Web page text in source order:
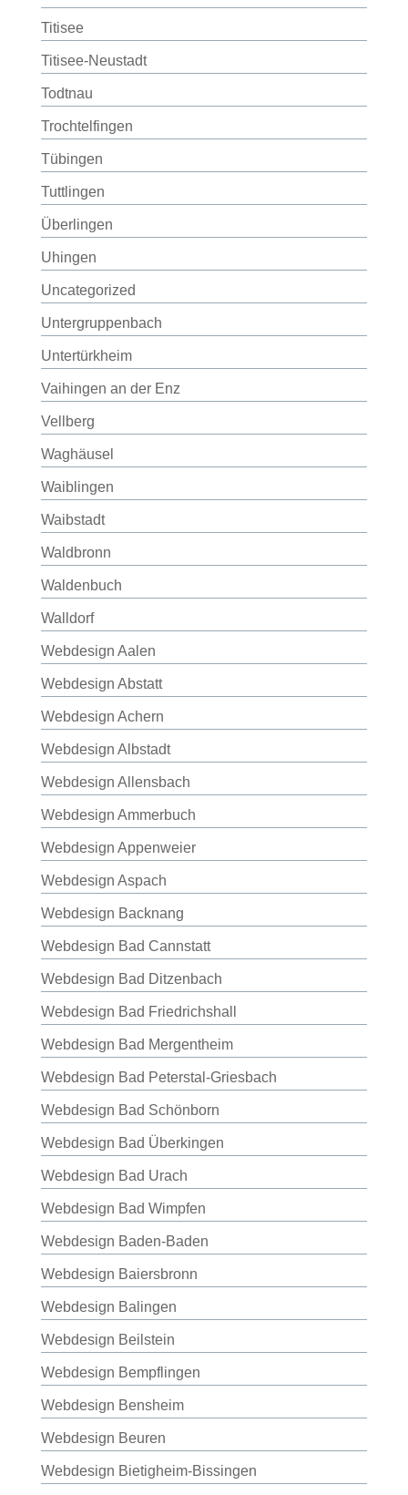
Titisee
Titisee-Neustadt
Todtnau
Trochtelfingen
Tübingen
Tuttlingen
Überlingen
Uhingen
Uncategorized
Untergruppenbach
Untertürkheim
Vaihingen an der Enz
Vellberg
Waghäusel
Waiblingen
Waibstadt
Waldbronn
Waldenbuch
Walldorf
Webdesign Aalen
Webdesign Abstatt
Webdesign Achern
Webdesign Albstadt
Webdesign Allensbach
Webdesign Ammerbuch
Webdesign Appenweier
Webdesign Aspach
Webdesign Backnang
Webdesign Bad Cannstatt
Webdesign Bad Ditzenbach
Webdesign Bad Friedrichshall
Webdesign Bad Mergentheim
Webdesign Bad Peterstal-Griesbach
Webdesign Bad Schönborn
Webdesign Bad Überkingen
Webdesign Bad Urach
Webdesign Bad Wimpfen
Webdesign Baden-Baden
Webdesign Baiersbronn
Webdesign Balingen
Webdesign Beilstein
Webdesign Bempflingen
Webdesign Bensheim
Webdesign Beuren
Webdesign Bietigheim-Bissingen